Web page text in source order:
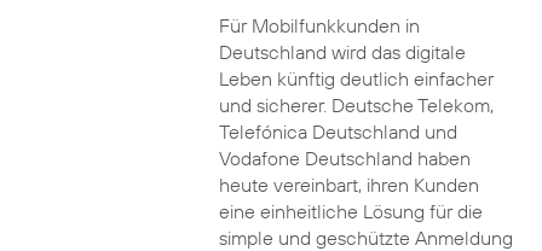
Für Mobilfunkkunden in
Deutschland wird das digitale
Leben künftig deutlich einfacher
und sicherer. Deutsche Telekom,
Telefónica Deutschland und
Vodafone Deutschland haben
heute vereinbart, ihren Kunden
eine einheitliche Lösung für die
simple und geschützte Anmeldung